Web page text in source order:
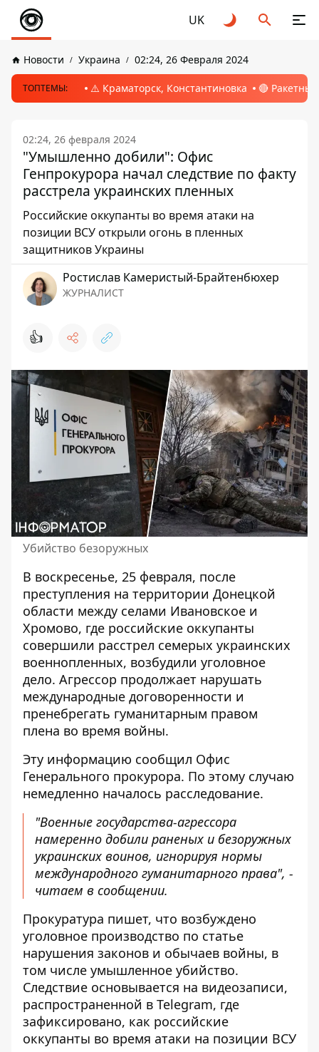
UK
Новости Украина 02:24, 26 Февраля 2024
ТОПТЕМЫ: ⚠️ Краматорск, Константиновка 🔴
02:24, 26 февраля 2024
"Умышленно добили": Офис
Генпрокурора начал следствие по факту
расстрела украинских пленных
Российские оккупанты во время атаки на
позиции ВСУ открыли огонь в пленных
защитников Украины
Ростислав Камеристый-Брайтенбюхер
ЖУРНАЛИСТ
👍
Убийство безоружных
В воскресенье, 25 февраля, после
преступления на территории Донецкой
области между селами Ивановское и
Хромово, где российские оккупанты
совершили расстрел семерых украинских
военнопленных, возбудили уголовное
дело. Агрессор продолжает нарушать
международные договоренности и
пренебрегать гуманитарным правом
плена во время войны.
Эту информацию сообщил Офис
Генерального прокурора. По этому случаю
немедленно началось расследование.
"Военные государства-агрессора
намеренно добили раненых и безоружных
украинских воинов, игнорируя нормы
международного гуманитарного права", -
читаем в сообщении.
Прокуратура пишет, что возбуждено
уголовное производство по статье
нарушения законов и обычаев войны, в
том числе умышленное убийство.
Следствие основывается на видеозаписи,
распространенной в Telegram, где
зафиксировано, как российские
оккупанты во время атаки на позиции ВСУ